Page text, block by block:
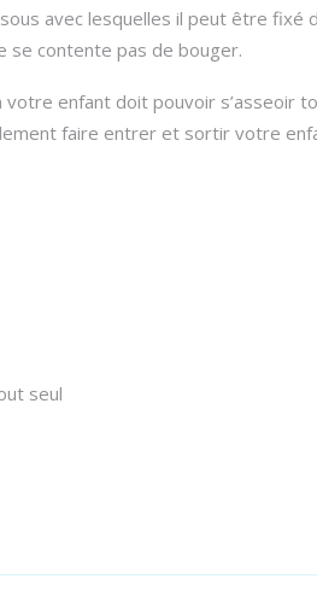
avec lesquelles il peut être fixé
se contente pas de bouger.
enfant doit pouvoir s’asseoir
faire entrer et sortir votre
seul